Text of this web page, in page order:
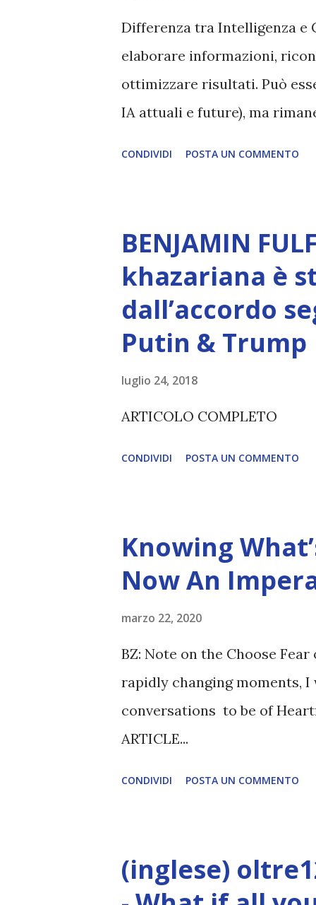
Differenza tra Intelligenza e
elaborare informazioni,
ottimizzare risultati. Può
IA attuali e future), ma
Creatore. È ciò che
non è la scelta più efficiente.
L’intelligenza può simulare
essere Coscienza. Può
renderanno la differenza
CONDIVIDI POSTA UN COMMENTO
BENJAMIN
khazariana è
dall’accordo
Putin & Trump
luglio 24, 2018
ARTICOLO COMPLETO
CONDIVIDI POSTA UN COMMENTO
Knowing
Now An
marzo 22, 2020
BZ: Note on the Choose
rapidly changing moments, I
conversations to be of
ARTICLE...
CONDIVIDI POSTA UN COMMENTO
(inglese)